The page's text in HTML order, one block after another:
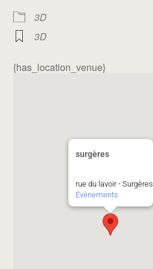
3D
3D
{has_location_venue}
surgères
rue du lavoir - Surgères
Évènements